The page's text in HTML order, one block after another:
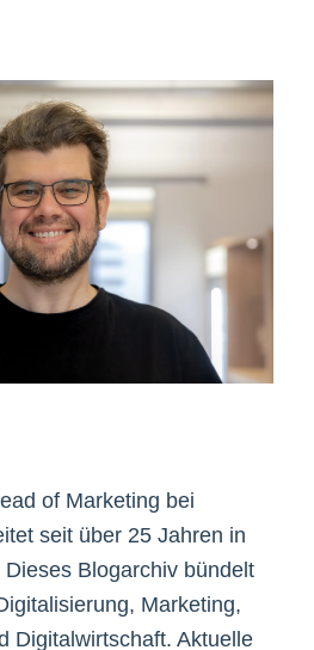
of Marketing bei
seit über 25 Jahren in
Blogarchiv bündelt
Marketing,
Digitalwirtschaft. Aktuelle